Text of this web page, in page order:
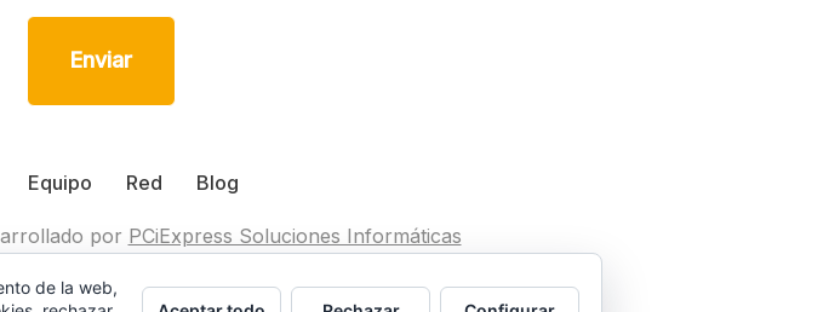
Equipo Red Blog
por PCiExpress Soluciones Informáticas
de la web,